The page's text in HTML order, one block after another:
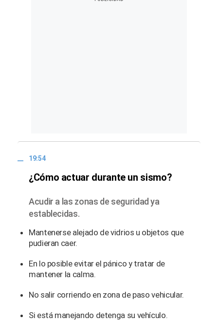
19:54
¿Cómo actuar durante un sismo?
Acudir a las zonas de seguridad ya
establecidas.
Mantenerse alejado de vidrios u objetos que
pudieran caer.
En lo posible evitar el pánico y tratar de
mantener la calma.
No salir corriendo en zona de paso vehicular.
Si está manejando detenga su vehículo.